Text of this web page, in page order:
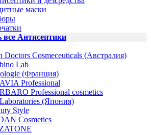
маски
все Антисептики
Doctors Cosmeceuticals (Австралия)
Lab
(Франция)
Professional
Professional cosmetics
(Япония)
Style
Cosmetics